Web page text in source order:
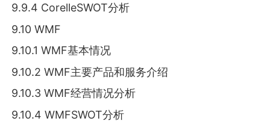
9.9.4 CorelleSWOT分析
9.10 WMF
9.10.1 WMF基本情况
9.10.2 WMF主要产品和服务介绍
9.10.3 WMF经营情况分析
9.10.4 WMFSWOT分析